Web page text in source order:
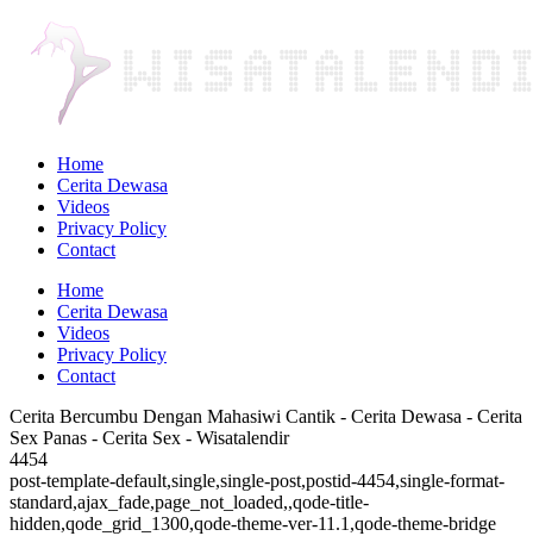
Home
Cerita Dewasa
Videos
Privacy Policy
Contact
Home
Cerita Dewasa
Videos
Privacy Policy
Contact
Cerita Bercumbu Dengan Mahasiwi Cantik - Cerita Dewasa - Cerita
Sex Panas - Cerita Sex - Wisatalendir
4454
post-template-default,single,single-post,postid-4454,single-format-
standard,ajax_fade,page_not_loaded,,qode-title-
hidden,qode_grid_1300,qode-theme-ver-11.1,qode-theme-bridge